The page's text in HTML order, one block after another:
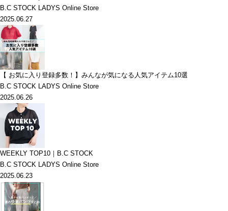
B.C STOCK LADYS Online Store
2025.06.27
【 お気に入り登録多数！】みんなが気になる人気アイテム10選
B.C STOCK LADYS Online Store
2025.06.26
WEEKLY TOP10｜B.C STOCK
B.C STOCK LADYS Online Store
2025.06.23